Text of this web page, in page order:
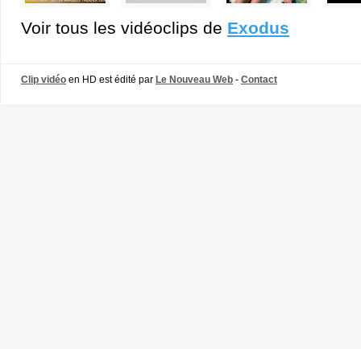
Voir tous les vidéoclips de Exodus
Clip vidéo en HD est édité par Le Nouveau Web - Contact